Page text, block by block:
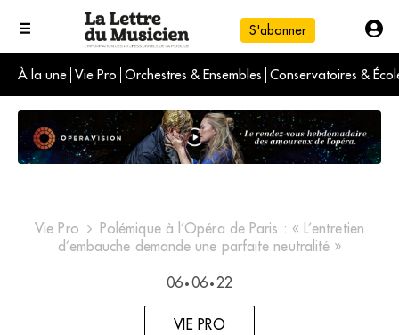
S'abonner
À la une Vie Pro Orchestres & Ensembles Conservatoires &
L'info du jour
Le numéro du mois
International
Vie Pro
Polémique à l’Opéra de Paris : « L’entretien
d’embauche demande une parfaite neutralité »
06 • 06 • 22
VIE PRO